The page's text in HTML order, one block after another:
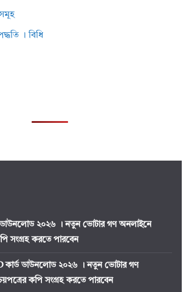
। বিধি
ডাউনলোড ২০২৬ । নতুন ভোটার গণ অনলাইনে
সংগ্রহ করতে পারবেন
কার্ড ডাউনলোড ২০২৬ । নতুন ভোটার গণ
কপি সংগ্রহ করতে পারবেন